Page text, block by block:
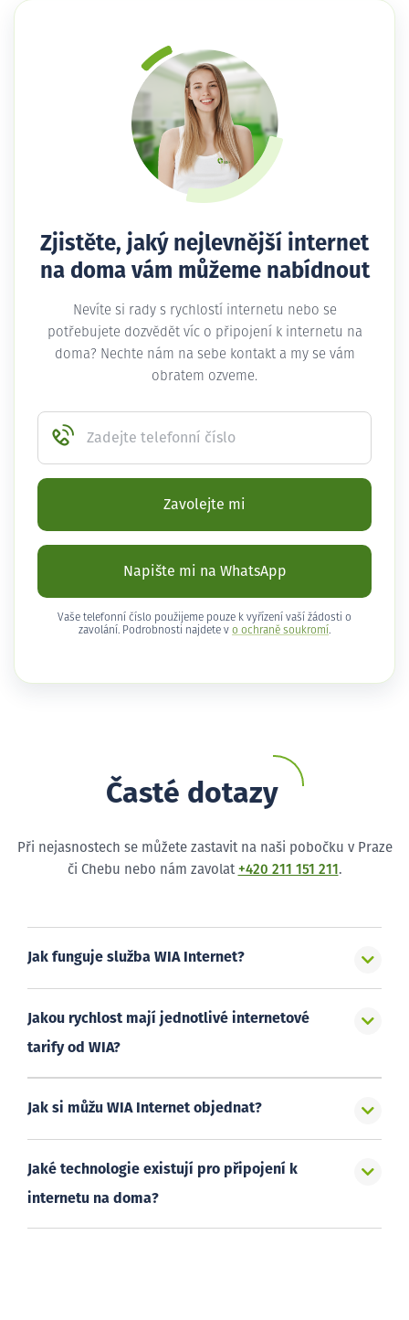
Zjistěte, jaký nejlevnější internet
na doma vám můžeme nabídnout
Nevíte si rady s rychlostí internetu nebo se
potřebujete dozvědět víc o připojení k internetu na
doma? Nechte nám na sebe kontakt a my se vám
obratem ozveme.
Zadejte telefonní číslo
Zavolejte mi
Napište mi na WhatsApp
Vaše telefonní číslo použijeme pouze k vyřízení vaší žádosti o
zavolání. Podrobnosti najdete v o ochraně soukromí .
Časté dotazy
Při nejasnostech se můžete zastavit na naši pobočku v Praze
či Chebu nebo nám zavolat +420 211 151 211 .
Jak funguje služba WIA Internet?
Jakou rychlost mají jednotlivé internetové
tarify od WIA?
Jak si můžu WIA Internet objednat?
Jaké technologie existují pro připojení k
internetu na doma?